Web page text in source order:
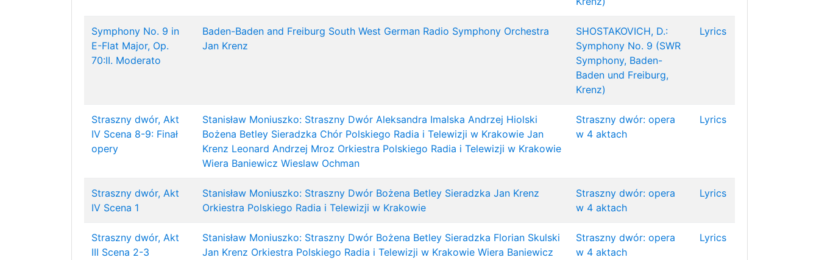
Symphony No. 9 in
E-Flat Major, Op.
70:II. Moderato
Baden-Baden and Freiburg South West German Radio Symphony Orchestra
Jan Krenz
SHOSTAKOVICH, D.:
Symphony No. 9 (SWR
Symphony, Baden-
Baden und Freiburg,
Krenz)
Lyrics
Straszny dwór, Akt
IV Scena 8-9: Finał
opery
Stanisław Moniuszko: Straszny Dwór Aleksandra Imalska Andrzej Hiolski
Bożena Betley Sieradzka Chór Polskiego Radia i Telewizji w Krakowie Jan
Krenz Leonard Andrzej Mroz Orkiestra Polskiego Radia i Telewizji w Krakowie
Wiera Baniewicz Wieslaw Ochman
Straszny dwór: opera
w 4 aktach
Lyrics
Straszny dwór, Akt
IV Scena 1
Stanisław Moniuszko: Straszny Dwór Bożena Betley Sieradzka Jan Krenz
Orkiestra Polskiego Radia i Telewizji w Krakowie
Straszny dwór: opera
w 4 aktach
Lyrics
Straszny dwór, Akt
III Scena 2-3
Stanisław Moniuszko: Straszny Dwór Bożena Betley Sieradzka Florian Skulski
Jan Krenz Orkiestra Polskiego Radia i Telewizji w Krakowie Wiera Baniewicz
Straszny dwór: opera
w 4 aktach
Lyrics